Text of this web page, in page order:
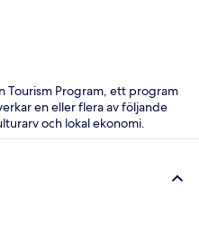
Tourism Program, ett program
en eller flera av följande
och lokal ekonomi.